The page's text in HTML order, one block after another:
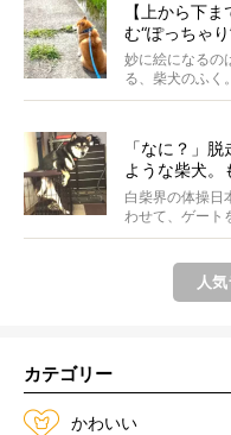
【上から下
む“ぽっちゃ
妙に絵になるの
る、柴犬のふく
と休...
「なに？」
ような柴犬。
ぁ…！【動画
白柴界の体操日
わせて、ゲート
なが...
人
カテゴリー
かわいい